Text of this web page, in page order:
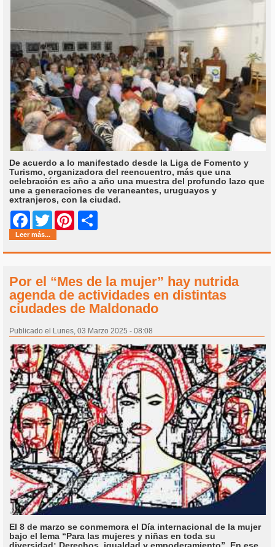
De acuerdo a lo manifestado desde la Liga de Fomento y
Turismo, organizadora del reencuentro, más que una
celebración es año a año una muestra del profundo lazo que
une a generaciones de veraneantes, uruguayos y
extranjeros, con la ciudad.
Facebook
Twitter Pinterest
Leer más...
Por el “Mes de la mujer” hay nutrida
agenda de actividades en distintas
ciudades de Maldonado
Publicado el Lunes, 03 Marzo 2025 - 08:08
El 8 de marzo se conmemora el Día internacional de la mujer
bajo el lema “Para las mujeres y niñas en toda su
diversidad: Derechos, igualdad y empoderamiento”. En ese